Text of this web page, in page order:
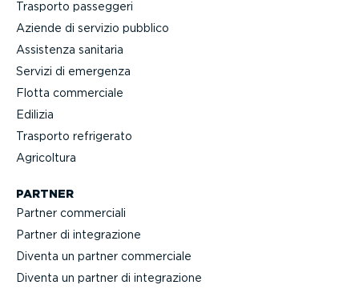
Trasporto passeggeri
Aziende di servizio pubblico
Assistenza sanitaria
Servizi di emergenza
Flotta commerciale
Edilizia
Trasporto refrigerato
Agricoltura
PARTNER
Partner commerciali
Partner di integra­zione
Diventa un partner commerciale
Diventa un partner di integra­zione